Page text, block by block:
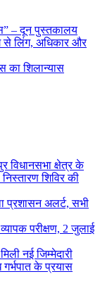
– दून पुस्तकालय
से लिंग, अधिकार और
का शिलान्यास
विधानसभा क्षेत्र के
शिविर की
प्रशासन अलर्ट, सभी
परीक्षण, 2 जुलाई
नई जिम्मेदारी
गर्भपात के प्रयास